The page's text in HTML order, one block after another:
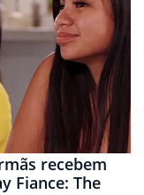
recebem
Fiance: The